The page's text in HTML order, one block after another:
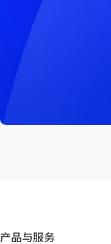
产品与服务